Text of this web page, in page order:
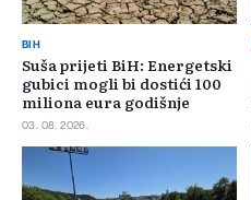
BIH
Suša prijeti BiH: Energetski
gubici mogli bi dostići 100
miliona eura godišnje
03. 08. 2026.